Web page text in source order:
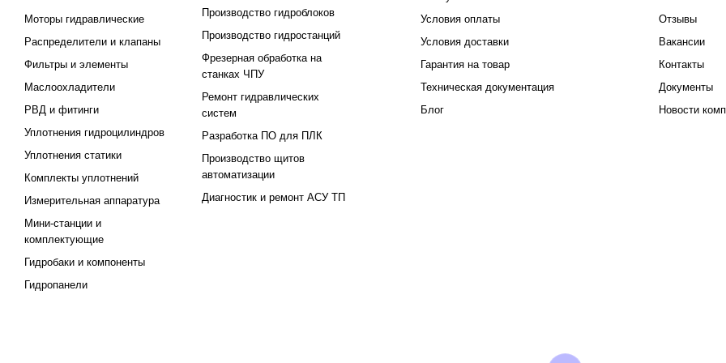
Моторы гидравлические
Распределители и клапаны
Фильтры и элементы
Маслоохладители
РВД и фитинги
Уплотнения гидроцилиндров
Уплотнения статики
Комплекты уплотнений
Измерительная аппаратура
Мини-станции и
комплектующие
Гидробаки и компоненты
Гидропанели
Производство гидроблоков
Производство гидростанций
Фрезерная обработка на
станках ЧПУ
Ремонт гидравлических
систем
Разработка ПО для ПЛК
Производство щитов
автоматизации
Диагностик и ремонт АСУ ТП
Условия оплаты
Условия доставки
Гарантия на товар
Техническая документация
Блог
Отзывы
Вакансии
Контакты
Документы
Новости